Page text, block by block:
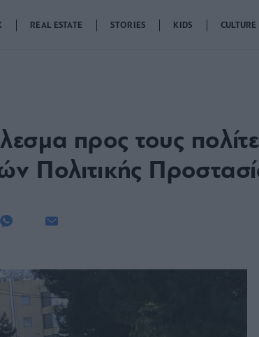
REAL ESTATE STORIES KIDS CULTURE
προς τους
Πολιτικής